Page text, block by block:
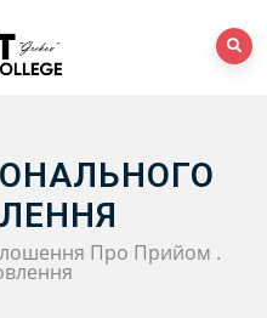
Про Прийом .